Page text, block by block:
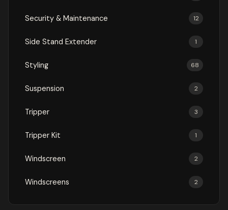
Security & Maintenance 12
Side Stand Extender 1
Styling 68
Suspension 2
Tripper 3
Tripper Kit 1
Windscreen 2
Windscreens 2